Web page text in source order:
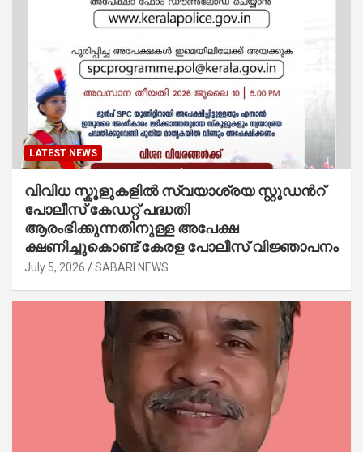
LATEST NEWS
വിവിധ സ്കൂളുകളില്‍ സ്വയാശ്രയ സ്റ്റുഡന്‍റ്
പോലീസ് കേഡറ്റ് പദ്ധതി
ആരംഭിക്കുന്നതിനുള്ള അപേക്ഷ
ക്ഷണിച്ചുകൊണ്ട് കേരള പോലീസ് വിജ്ഞാപനം
July 5, 2026 SABARI NEWS